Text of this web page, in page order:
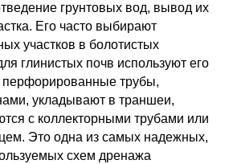
грунтовых вод, вывод их
Его часто выбирают
участков в болотистых
глинистых почв используют его
трубы,
укладывают в траншеи,
с коллекторными трубами или
Это одна из самых надежных,
схем дренажа